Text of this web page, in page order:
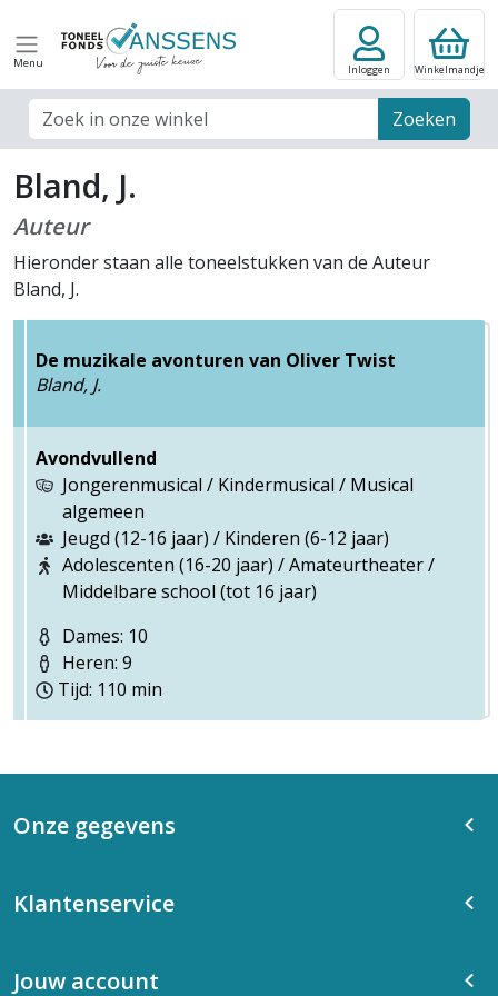
Menu
Zoek veld Zoeken
Inloggen Winkelmandje
Bland, J.
Auteur
Hieronder staan alle toneelstukken van de Auteur
Bland, J.
De muzikale avonturen van Oliver Twist
Bland, J.
Avondvullend
Jongerenmusical / Kindermusical / Musical
algemeen
Jeugd (12-16 jaar) / Kinderen (6-12 jaar)
Adolescenten (16-20 jaar) / Amateurtheater /
Middelbare school (tot 16 jaar)
Dames: 10
Heren: 9
Tijd: 110 min
Onze gegevens
Klantenservice
Jouw account